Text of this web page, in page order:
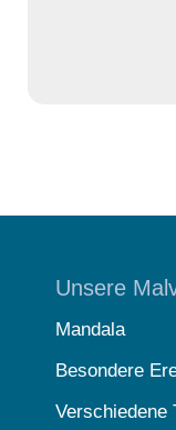
Unsere
Mandala
Besondere
Verschiedene